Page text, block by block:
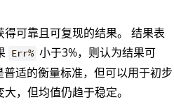
可靠且可复现的结果。 结果表
Err% 小于3%，则认为结果可
适的衡量标准，但可以用于初步
，但均值仍趋于稳定。